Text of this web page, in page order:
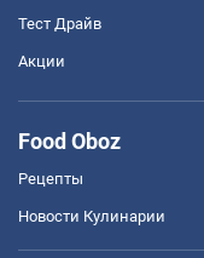
Тест Драйв
Акции
Food Oboz
Рецепты
Новости Кулинарии